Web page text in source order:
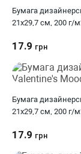
Бумага
21х29,7 см, 200 г/
17.9 грн
Бумага
21х29,7 см, 200 г/
17.9 грн